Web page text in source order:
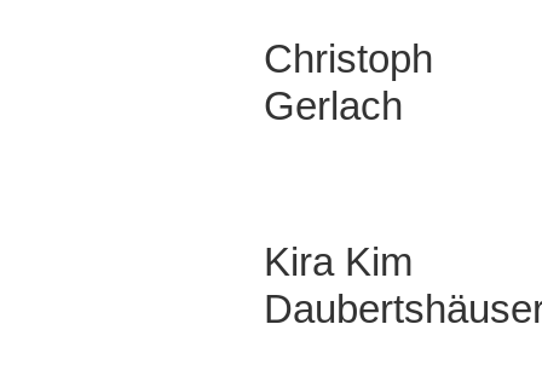
Christoph
Gerlach
Kira Kim